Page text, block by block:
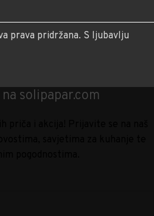
prava pridržana. S ljubavlju
solipapar.com